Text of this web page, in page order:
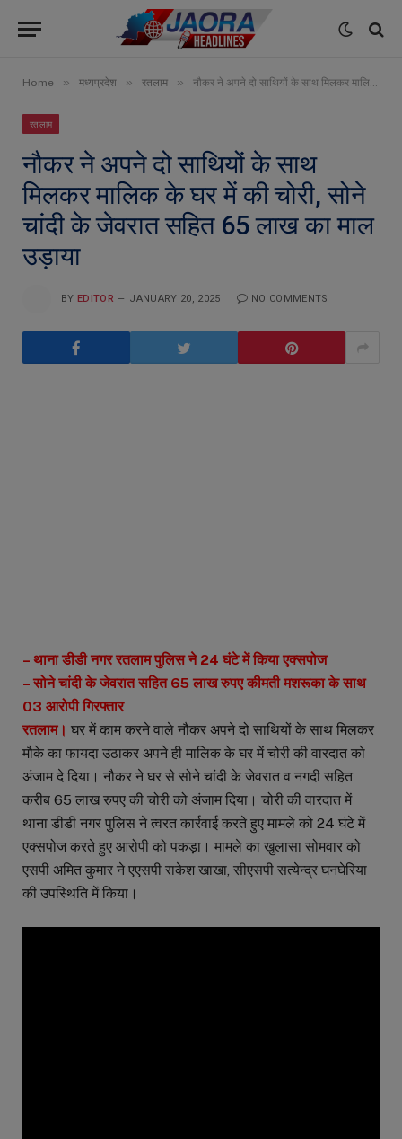
Home » मध्यप्रदेश » रतलाम » नौकर ने अपने दो साथियों के साथ मिलकर मालिक के घर में की चोरी, सोने चांदी के जेवरात सहित 65 लाख का माल उड़ाया
रतलाम
नौकर ने अपने दो साथियों के साथ
मिलकर मालिक के घर में की चोरी, सोने
चांदी के जेवरात सहित 65 लाख का माल
उड़ाया
BY EDITOR JANUARY 20, 2025 NO COMMENTS
– थाना डीडी नगर रतलाम पुलिस ने 24 घंटे में किया एक्सपोज
– सोने चांदी के जेवरात सहित 65 लाख रुपए कीमती मशरूका के साथ
03 आरोपी गिरफ्तार
रतलाम। घर में काम करने वाले नौकर अपने दो साथियों के साथ मिलकर
मौके का फायदा उठाकर अपने ही मालिक के घर में चोरी की वारदात को
अंजाम दे दिया। नौकर ने घर से सोने चांदी के जेवरात व नगदी सहित
करीब 65 लाख रुपए की चोरी को अंजाम दिया। चोरी की वारदात में
थाना डीडी नगर पुलिस ने त्वरत कार्रवाई करते हुए मामले को 24 घंटे में
एक्सपोज करते हुए आरोपी को पकड़ा। मामले का खुलासा सोमवार को
एसपी अमित कुमार ने एएसपी राकेश खाखा, सीएसपी सत्येन्द्र घनघेरिया
की उपस्थिति में किया।